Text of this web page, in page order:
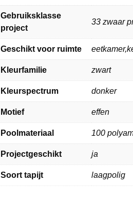
Gebruiksklasse
project
33 zwaar
Geschikt voor ruimte
Kleurfamilie zwart
Kleurspectrum donker
Motief effen
Poolmateriaal 100
Projectgeschikt ja
Soort tapijt laagpolig